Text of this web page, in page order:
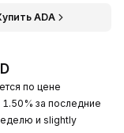
ADA
по цене
за последние
и slightly